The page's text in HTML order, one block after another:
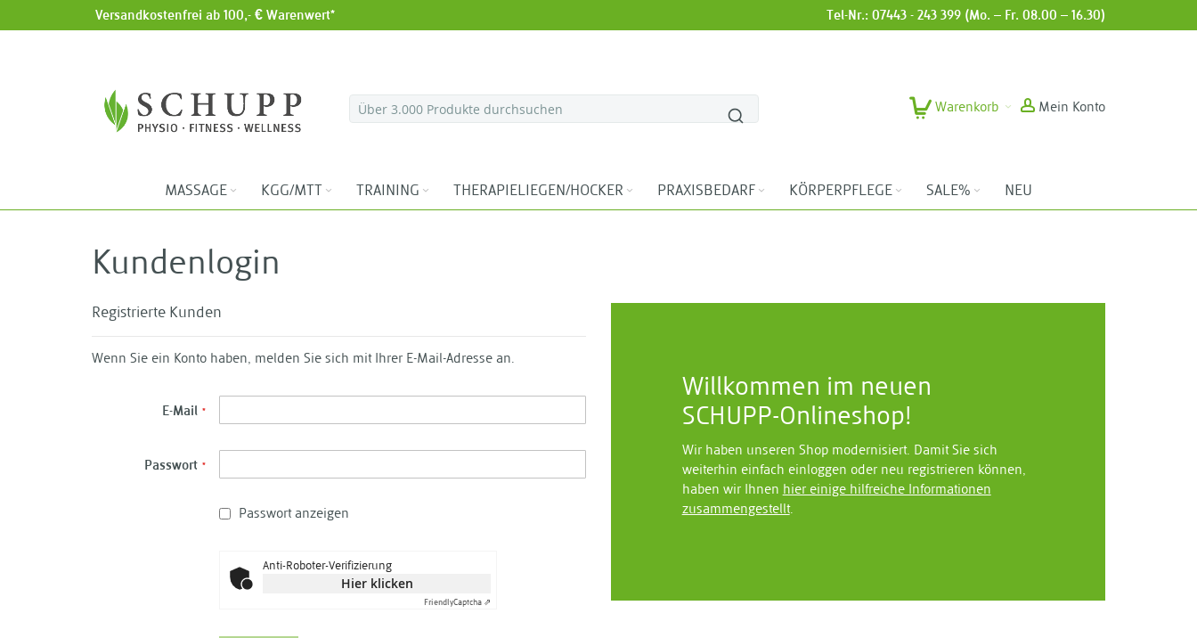
Direkt zum Inhalt
Versandkostenfrei ab 100,- € Warenwert* Tel-Nr.: 07443 - 243 399 (Mo. – Fr. 08.00 – 16.30)
Mein Konto
Warenkorb
MASSAGE KGG/MTT TRAINING THERAPIELIEGEN/HOCKER PRAXISBEDARF KÖRPERPFLEGE SALE% NEU
Kundenlogin
Registrierte Kunden
Wenn Sie ein Konto haben, melden Sie sich mit Ihrer E-Mail-Adresse an.
E-Mail
Passwort
Passwort anzeigen
Anti-Roboter-Verifizierung
Hier klicken
FriendlyCaptcha ⇗
Willkommen im neuen
SCHUPP-Onlineshop!
Wir haben unseren Shop modernisiert. Damit Sie sich
weiterhin einfach einloggen oder neu registrieren können,
haben wir Ihnen hier einige hilfreiche Informationen
zusammengestellt.